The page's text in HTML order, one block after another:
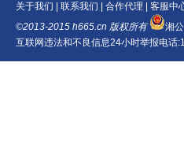
关于我们 联系我们 合作代理 客服中
©2013-2015 h665.cn 版权所有
湘
互联网违法和不良信息24小时举报电